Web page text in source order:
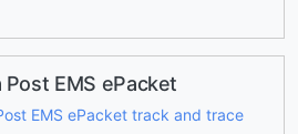
Post EMS ePacket
EMS ePacket track and trace